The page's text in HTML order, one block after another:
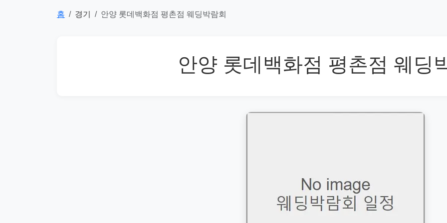
홈 경기 안양 롯데백화점 평촌점 웨딩박람회
안양 롯데백화점 평촌점 웨딩